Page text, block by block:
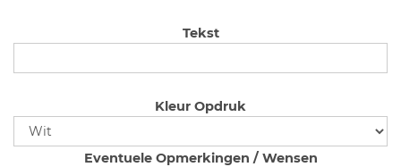
Tekst
Kleur Opdruk
Eventuele Opmerkingen / Wensen